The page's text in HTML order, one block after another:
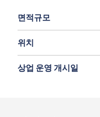
면적규모
위치
상업 운영 개시일